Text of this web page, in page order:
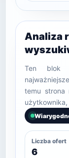
Analiza
Ten blok
temu strona
użytkownika,
Liczba ofert
6